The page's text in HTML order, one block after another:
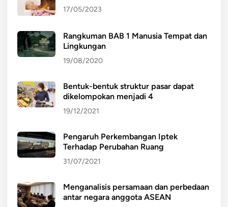
17/05/2023
Rangkuman BAB 1 Manusia Tempat dan
Lingkungan
19/08/2020
Bentuk-bentuk struktur pasar dapat
dikelompokan menjadi 4
19/12/2021
Pengaruh Perkembangan Iptek
Terhadap Perubahan Ruang
31/07/2021
Menganalisis persamaan dan perbedaan
antar negara anggota ASEAN